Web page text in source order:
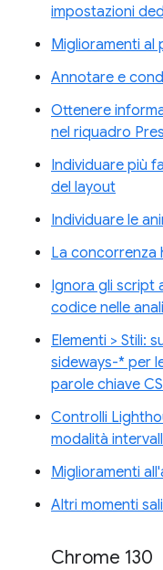
impostazioni
Miglioramenti al
Annotare e
Ottenere
nel riquadro
Individuare più
del layout
Individuare le
La concorrenza
Ignora gli script
codice nelle
Elementi > Stili:
sideways-* per
parole chiave
Controlli
modalità
Miglioramenti
Altri momenti
Chrome 130